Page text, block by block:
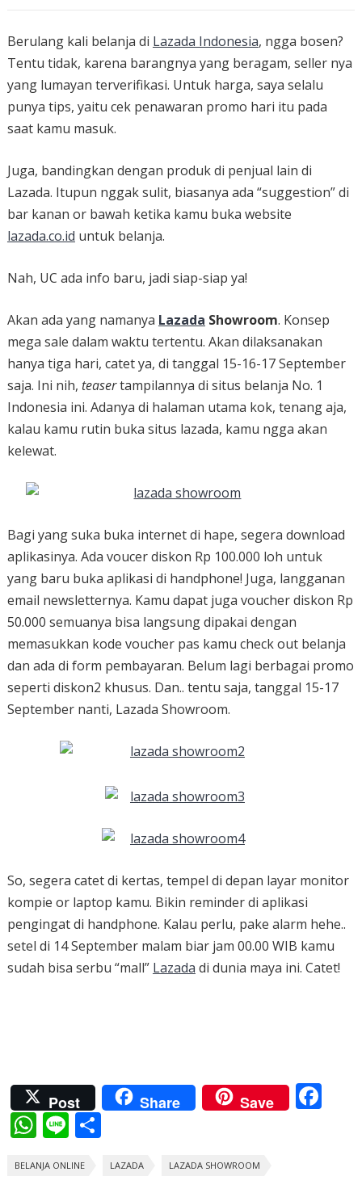
Berulang kali belanja di Lazada Indonesia, ngga bosen?
Tentu tidak, karena barangnya yang beragam, seller nya
yang lumayan terverifikasi. Untuk harga, saya selalu
punya tips, yaitu cek penawaran promo hari itu pada
saat kamu masuk.
Juga, bandingkan dengan produk di penjual lain di
Lazada. Itupun nggak sulit, biasanya ada “suggestion” di
bar kanan or bawah ketika kamu buka website
lazada.co.id untuk belanja.
Nah, UC ada info baru, jadi siap-siap ya!
Akan ada yang namanya Lazada Showroom. Konsep
mega sale dalam waktu tertentu. Akan dilaksanakan
hanya tiga hari, catet ya, di tanggal 15-16-17 September
saja. Ini nih, teasertampilannya di situs belanja No. 1
Indonesia ini. Adanya di halaman utama kok, tenang aja,
kalau kamu rutin buka situs lazada, kamu ngga akan
kelewat.
Bagi yang suka buka internet di hape, segera download
aplikasinya. Ada voucer diskon Rp 100.000 loh untuk
yang baru buka aplikasi di handphone! Juga, langganan
email newsletternya. Kamu dapat juga voucher diskon Rp
50.000 semuanya bisa langsung dipakai dengan
memasukkan kode voucher pas kamu check out belanja
dan ada di form pembayaran. Belum lagi berbagai promo
seperti diskon2 khusus. Dan.. tentu saja, tanggal 15-17
September nanti, Lazada Showroom.
So, segera catet di kertas, tempel di depan layar monitor
kompie or laptop kamu. Bikin reminder di aplikasi
pengingat di handphone. Kalau perlu, pake alarm hehe..
setel di 14 September malam biar jam 00.00 WIB kamu
sudah bisa serbu “mall” Lazada di dunia maya ini. Catet!
Post Share Save F
W
at
Li
e
S
ar
BELANJA ONLINE LAZADA LAZADA SHOWROOM